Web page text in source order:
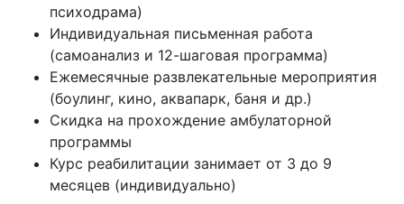
психодрама)
Индивидуальная письменная работа
(самоанализ и 12-шаговая программа)
Ежемесячные развлекательные мероприятия
(боулинг, кино, аквапарк, баня и др.)
Скидка на прохождение амбулаторной
программы
Курс реабилитации занимает от 3 до 9
месяцев (индивидуально)